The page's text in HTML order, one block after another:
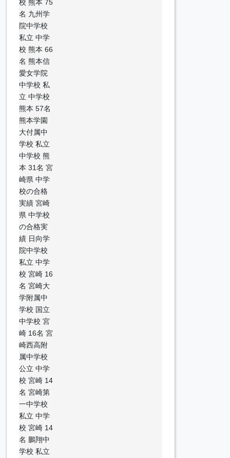
校 熊本 75
名 九州学
院中学校
私立 中学
校 熊本 66
名 熊本信
愛女学院
中学校 私
立 中学校
熊本 57名
熊本学園
大付属中
学校 私立
中学校 熊
本 31名 宮
崎県 中学
校の合格
実績 宮崎
県 中学校
の合格実
績 日向学
院中学校
私立 中学
校 宮崎 16
名 宮崎大
学附属中
学校 国立
中学校 宮
崎 16名 宮
崎西高附
属中学校
公立 中学
校 宮崎 14
名 宮崎第
一中学校
私立 中学
校 宮崎 14
名 鵬翔中
学校 私立